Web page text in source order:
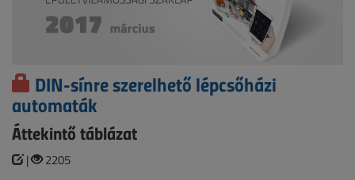
DIN-sínre szerelhető lépcsőházi
automaták
Áttekintő táblázat
|
2205